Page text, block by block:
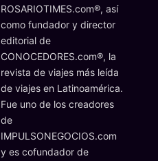
ROSARIOTIMES.com®, así
como fundador y director
editorial de
CONOCEDORES.com®, la
revista de viajes más leída
de viajes en Latinoamérica.
Fue uno de los creadores
de
IMPULSONEGOCIOS.com
y es cofundador de